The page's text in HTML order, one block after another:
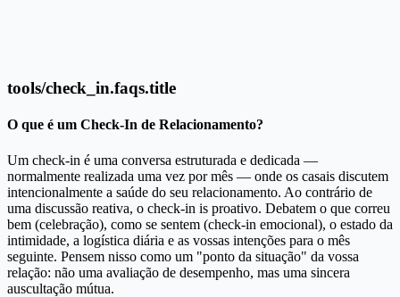
tools/check_in.faqs.title
O que é um Check-In de Relacionamento?
Um check-in é uma conversa estruturada e dedicada —
normalmente realizada uma vez por mês — onde os casais discutem
intencionalmente a saúde do seu relacionamento. Ao contrário de
uma discussão reativa, o check-in is proativo. Debatem o que correu
bem (celebração), como se sentem (check-in emocional), o estado da
intimidade, a logística diária e as vossas intenções para o mês
seguinte. Pensem nisso como um "ponto da situação" da vossa
relação: não uma avaliação de desempenho, mas uma sincera
auscultação mútua.